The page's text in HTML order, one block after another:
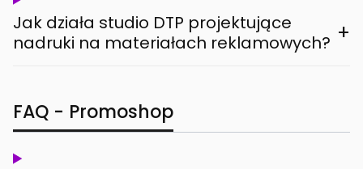
Jak działa studio DTP projektujące
nadruki na materiałach reklamowych? +
FAQ - Promoshop